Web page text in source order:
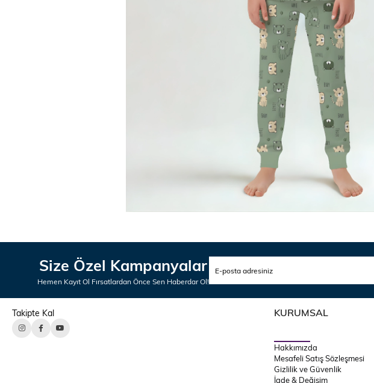
Size Özel Kampanyalar
Hemen Kayıt Ol Fırsatlardan Önce Sen Haberdar Ol!
Takipte Kal KURUMSAL
Hakkımızda
Mesafeli Satış Sözleşmesi
Gizlilik ve Güvenlik
İade & Değişim